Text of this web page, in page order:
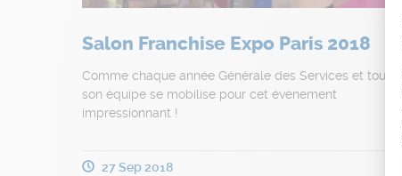
Salon Franchise Expo Paris 2018
Comme chaque année Générale des Services et toute
son équipe se mobilise pour cet événement
impressionnant !
27 Sep 2018